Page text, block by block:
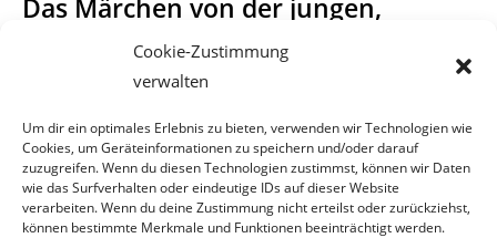
Cookie-Zustimmung
verwalten
Um dir ein optimales Erlebnis zu bieten, verwenden wir Technologien wie
Cookies, um Geräteinformationen zu speichern und/oder darauf
zuzugreifen. Wenn du diesen Technologien zustimmst, können wir Daten
wie das Surfverhalten oder eindeutige IDs auf dieser Website
verarbeiten. Wenn du deine Zustimmung nicht erteilst oder zurückziehst,
können bestimmte Merkmale und Funktionen beeinträchtigt werden.
Das Märchen von der jungen,
ambitionierten
Oppositionspolitikerin
Es war einmal eine junge, ambitionierte
Oppositionspolitikerin, die sich für Ihre Stadt vier
zentrale Projekte vorgenommen hat: